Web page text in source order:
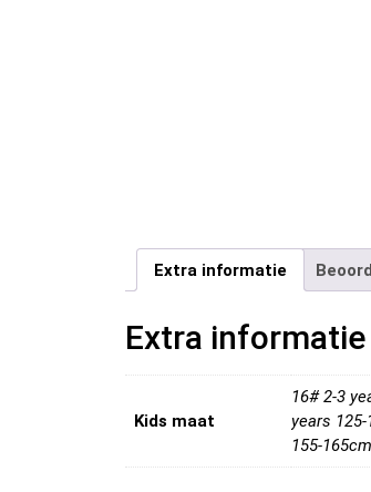
Extra informatie
Extra informatie
Kids maat
16# 2-3
years
155-165cm